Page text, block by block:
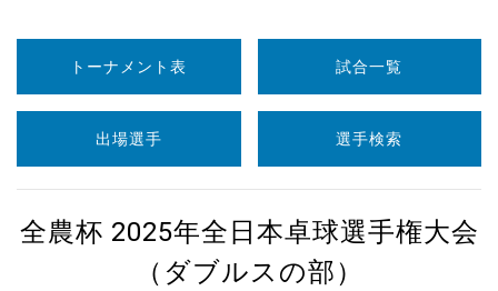
トーナメント表 試合一覧
出場選手 選手検索
全農杯 2025年全日本卓球選手権大会
（ダブルスの部）